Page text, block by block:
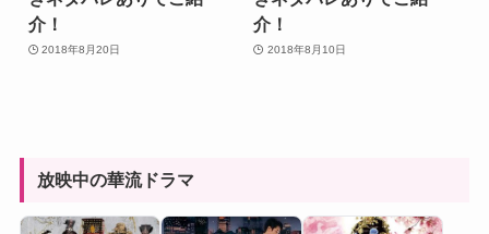
介！
2018年8月20日
介！
2018年8月10日
放映中の華流ドラマ